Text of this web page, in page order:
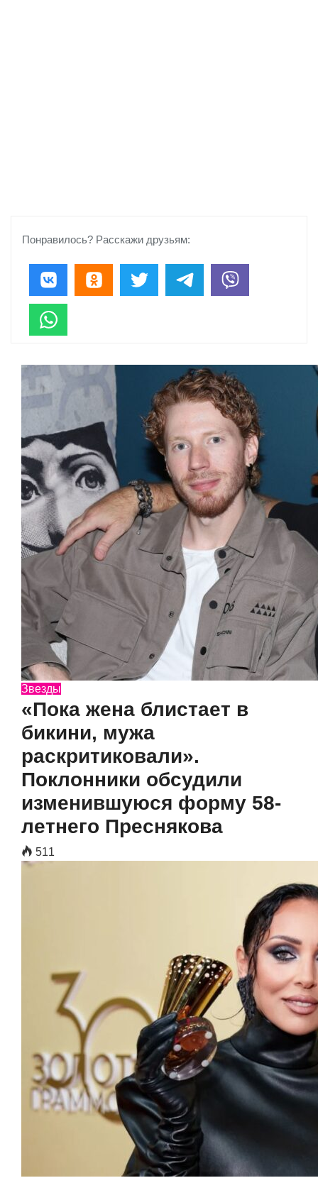
Понравилось? Расскажи друзьям:
Звезды
«Пока жена блистает в
бикини, мужа
раскритиковали».
Поклонники обсудили
изменившуюся форму 58-
летнего Преснякова
511